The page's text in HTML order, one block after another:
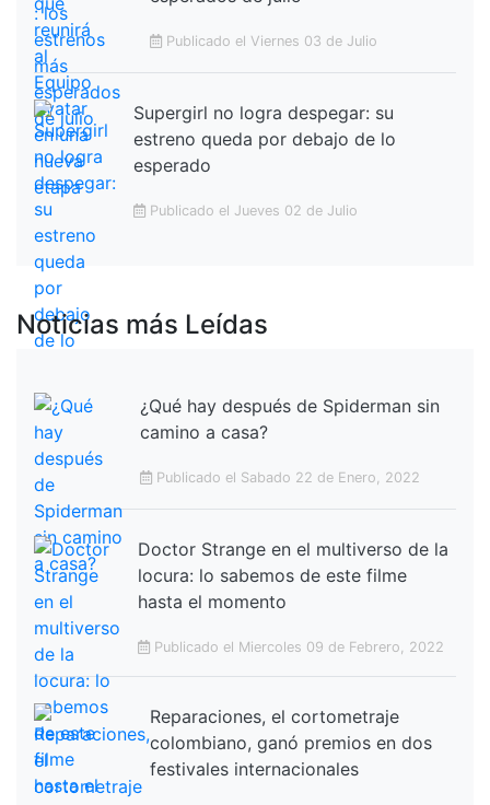
Publicado el Viernes 03 de Julio
Supergirl no logra despegar: su
estreno queda por debajo de lo
esperado
Publicado el Jueves 02 de Julio
Noticias más Leídas
¿Qué hay después de Spiderman sin
camino a casa?
Publicado el Sabado 22 de Enero, 2022
Doctor Strange en el multiverso de la
locura: lo sabemos de este filme
hasta el momento
Publicado el Miercoles 09 de Febrero, 2022
Reparaciones, el cortometraje
colombiano, ganó premios en dos
festivales internacionales